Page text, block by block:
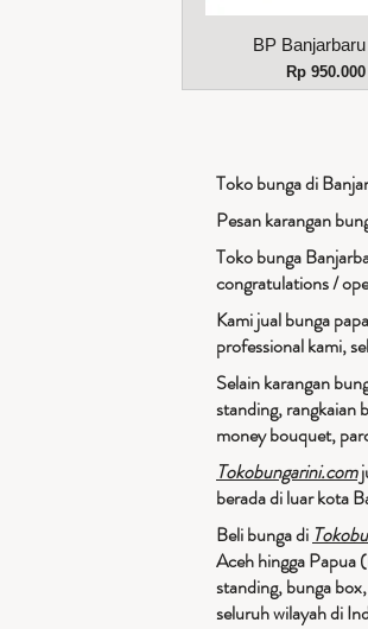
Tampilan
BP
Harga
Rp 950.000
Toko bunga di
Pesan karangan
Toko bunga
congratulations /
Kami jual bunga
professional kami,
Selain karangan
standing, rangkaian
money bouquet,
Tokobungarini.com
berada di luar kota
Beli bunga di
Aceh hingga Papua
standing, bunga
seluruh wilayah di